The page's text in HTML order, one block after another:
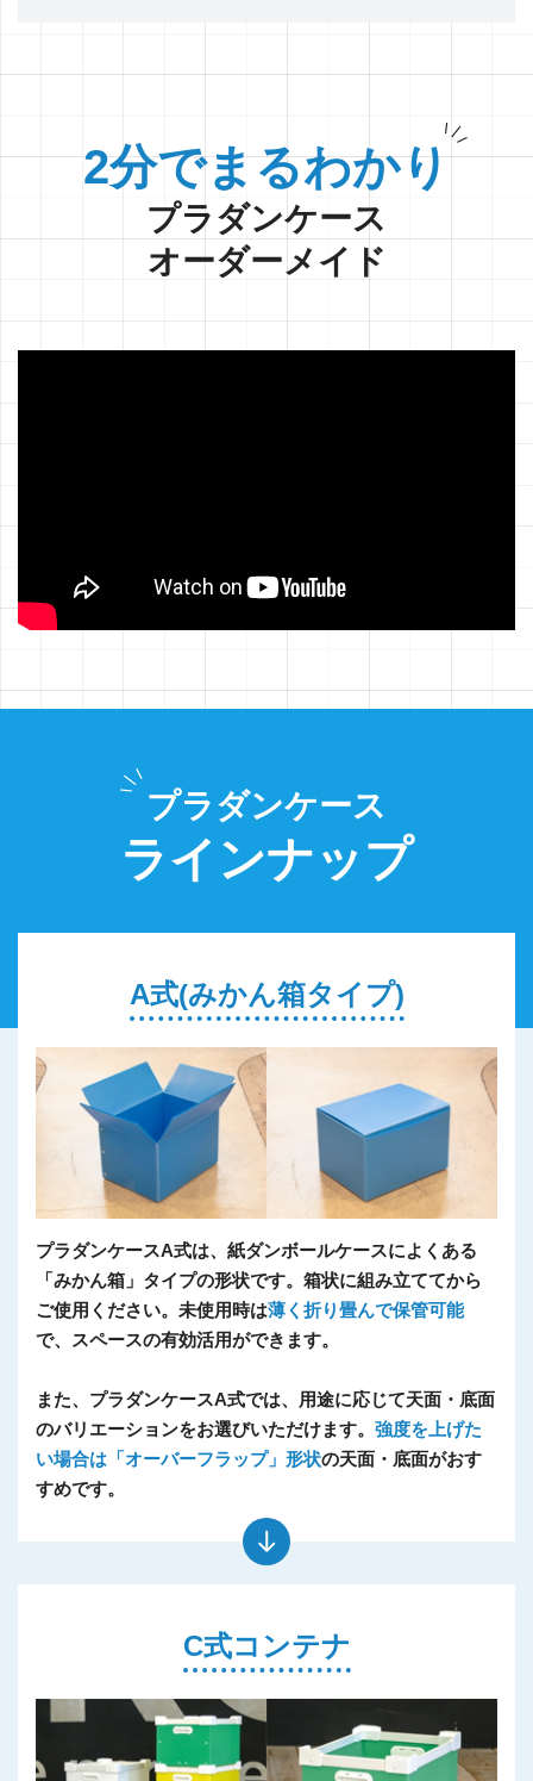
2分でまるわかり
プラダンケース
オーダーメイド
プラダンケース
ラインナップ
A式(みかん箱タイプ)
プラダンケースA式は、紙ダンボールケースによくある
「みかん箱」タイプの形状です。箱状に組み立ててから
ご使用ください。未使用時は薄く折り畳んで保管可能
で、スペースの有効活用ができます。
また、プラダンケースA式では、用途に応じて天面・底面
のバリエーションをお選びいただけます。 強度を上げた
い場合は「オーバーフラップ」形状の天面・底面がおす
すめです。
C式コンテナ